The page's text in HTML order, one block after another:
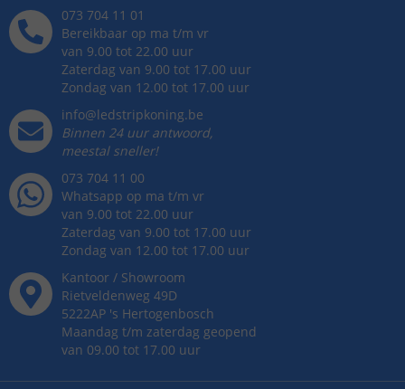
073 704 11 01
Bereikbaar op ma t/m vr
van 9.00 tot 22.00 uur
Zaterdag van 9.00 tot 17.00 uur
Zondag van 12.00 tot 17.00 uur
info@ledstripkoning.be
Binnen 24 uur antwoord,
meestal sneller!
073 704 11 00
Whatsapp op ma t/m vr
van 9.00 tot 22.00 uur
Zaterdag van 9.00 tot 17.00 uur
Zondag van 12.00 tot 17.00 uur
Kantoor / Showroom
Rietveldenweg 49D
5222AP 's Hertogenbosch
Maandag t/m zaterdag geopend
van 09.00 tot 17.00 uur